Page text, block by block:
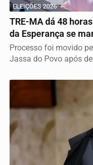
ELEIÇÕES 2026
TRE-MA dá 48
da Esperança se
Processo foi movido
Jassa do Povo após